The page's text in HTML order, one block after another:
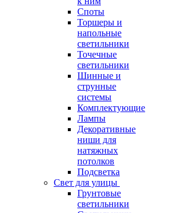
Споты
Торшеры и
напольные
светильники
Точечные
светильники
Шинные и
струнные
системы
Комплектующие
Лампы
Декоративные
ниши для
натяжных
потолков
Подсветка
Свет для улицы
Грунтовые
светильники